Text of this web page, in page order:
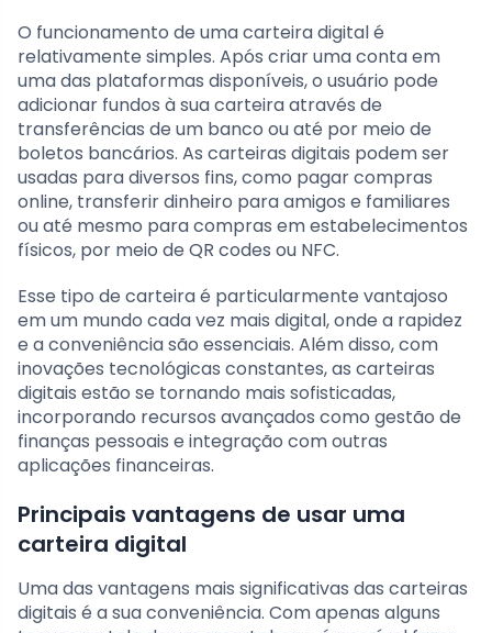
O funcionamento de uma carteira digital é
relativamente simples. Após criar uma conta em
uma das plataformas disponíveis, o usuário pode
adicionar fundos à sua carteira através de
transferências de um banco ou até por meio de
boletos bancários. As carteiras digitais podem ser
usadas para diversos fins, como pagar compras
online, transferir dinheiro para amigos e familiares
ou até mesmo para compras em estabelecimentos
físicos, por meio de QR codes ou NFC.
Esse tipo de carteira é particularmente vantajoso
em um mundo cada vez mais digital, onde a rapidez
e a conveniência são essenciais. Além disso, com
inovações tecnológicas constantes, as carteiras
digitais estão se tornando mais sofisticadas,
incorporando recursos avançados como gestão de
finanças pessoais e integração com outras
aplicações financeiras.
Principais vantagens de usar uma
carteira digital
Uma das vantagens mais significativas das carteiras
digitais é a sua conveniência. Com apenas alguns